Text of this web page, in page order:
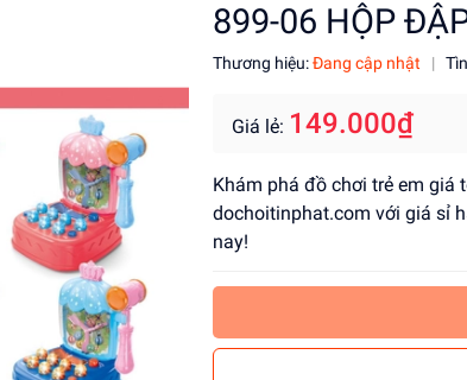
899-06 HỘP
Thương hiệu:Đang cập nhật |
Giá lẻ: 149.000₫
Khám phá đồ chơi trẻ em giá
dochoitinphat.com với giá sỉ
nay!